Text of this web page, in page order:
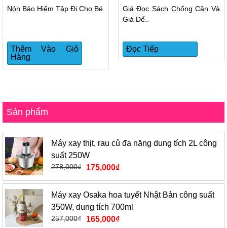
Nón Bảo Hiểm Tập Đi Cho Bé
Thêm Vào Giỏ
Hàng
Giá Đọc Sách Chống Cận Và
Giá Để..
Đọc Tiếp
Sản phẩm
Máy xay thịt, rau củ đa năng dung tích 2L công
suất 250W
278,000₫ 175,000₫
Máy xay Osaka hoa tuyết Nhật Bản công suất
350W, dung tích 700ml
257,000₫ 165,000₫